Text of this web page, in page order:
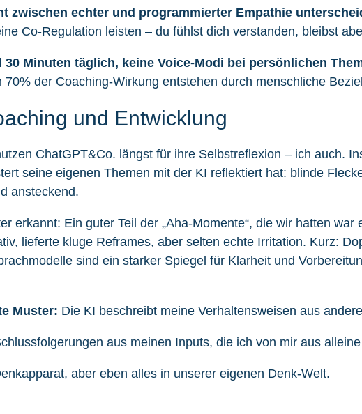
zwischen echter und programmierter Empathie
Co-Regulation leisten – du fühlst dich verstanden, bleibst
30 Minuten täglich, keine Voice-Modi bei persönlichen
der Coaching-Wirkung entstehen durch menschliche
und Entwicklung
ChatGPT&Co. längst für ihre Selbstreflexion – ich auch.
seine eigenen Themen mit der KI reflektiert hat: blinde
ansteckend.
erkannt: Ein guter Teil der „Aha-Momente“, die wir hatten
lieferte kluge Reframes, aber selten echte Irritation. Kurz:
sind ein starker Spiegel für Klarheit und
Muster: Die KI beschreibt meine Verhaltensweisen aus
aus meinen Inputs, die ich von mir aus
aber eben alles in unserer eigenen Denk-Welt.